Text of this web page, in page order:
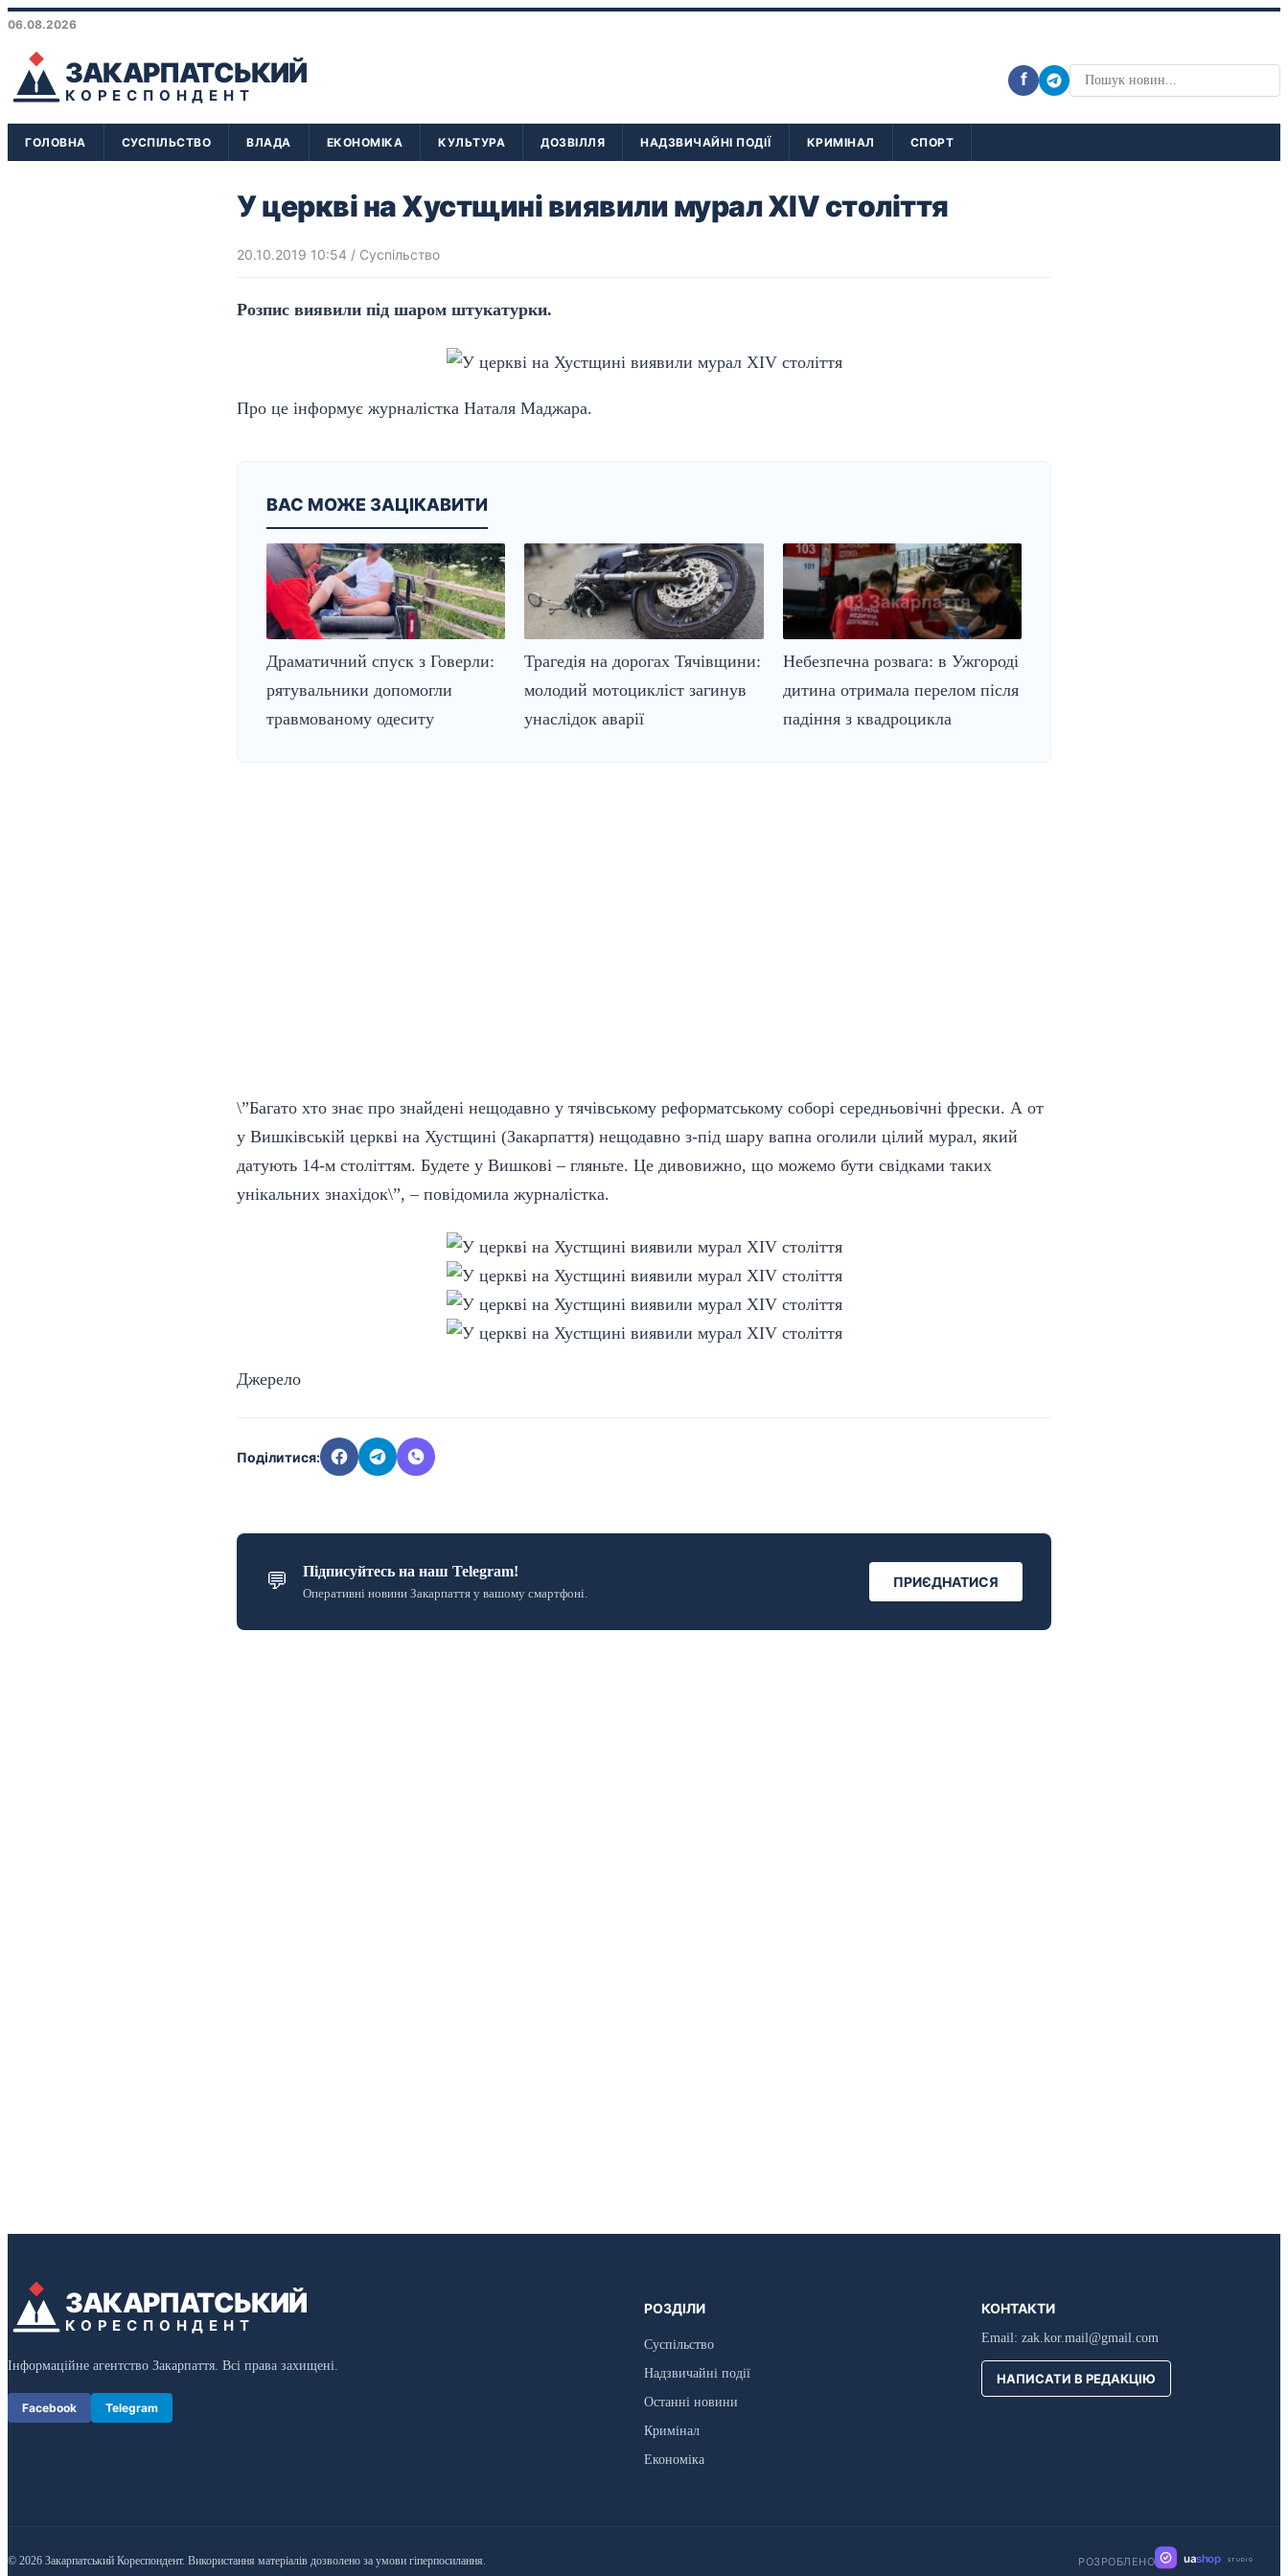
06.08.2026
ЗАКАРПАТСЬКИЙ
КОРЕСПОНДЕНТ
f
ГОЛОВНА СУСПІЛЬСТВО ВЛАДА ЕКОНОМІКА КУЛЬТУРА ДОЗВІЛЛЯ НАДЗВИЧАЙНІ ПОДІЇ КРИМІНАЛ СПОРТ
У церкві на Хустщині виявили мурал XIV століття
20.10.2019 10:54 / Суспільство
Розпис виявили під шаром штукатурки.
Про це інформує журналістка Наталя Маджара.
ВАС МОЖЕ ЗАЦІКАВИТИ
Драматичний спуск з Говерли:
рятувальники допомогли
травмованому одеситу
Трагедія на дорогах Тячівщини:
молодий мотоцикліст загинув
унаслідок аварії
Небезпечна розвага: в Ужгороді
дитина отримала перелом після
падіння з квадроцикла
\”Багато хто знає про знайдені нещодавно у тячівському реформатському соборі середньовічні фрески. А от
у Вишківській церкві на Хустщині (Закарпаття) нещодавно з-під шару вапна оголили цілий мурал, який
датують 14-м століттям. Будете у Вишкові – гляньте. Це дивовижно, що можемо бути свідками таких
унікальних знахідок\”, – повідомила журналістка.
Джерело
Поділитися:
💬 Підписуйтесь на наш Telegram!
Оперативні новини Закарпаття у вашому смартфоні.
ПРИЄДНАТИСЯ
ЗАКАРПАТСЬКИЙ
КОРЕСПОНДЕНТ
Інформаційне агентство Закарпаття. Всі права захищені.
Facebook Telegram
РОЗДІЛИ
Суспільство
Надзвичайні події
Останні новини
Кримінал
Економіка
КОНТАКТИ
Email: zak.kor.mail@gmail.com
НАПИСАТИ В РЕДАКЦІЮ
© 2026 Закарпатський Кореспондент. Використання матеріалів дозволено за умови гіперпосилання. РОЗРОБЛЕНО uashop STUDIO